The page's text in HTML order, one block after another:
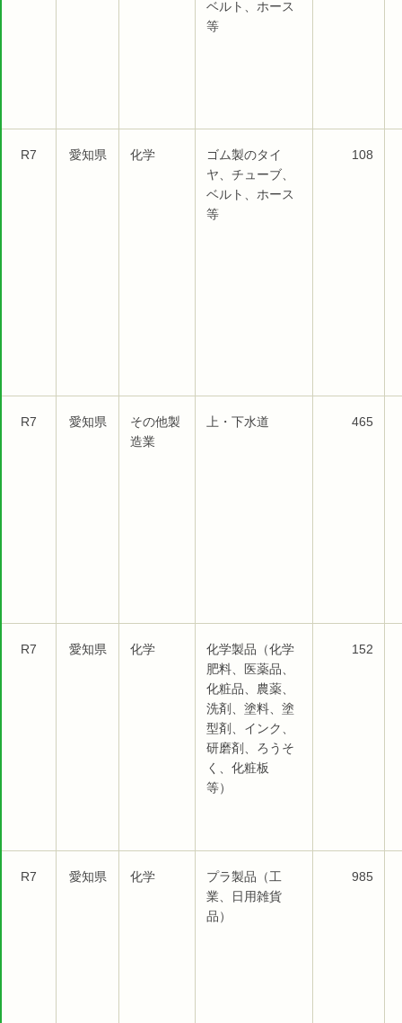
ベルト、ホース
等
R7 愛知県 化学
ゴム製のタイ
ヤ、チューブ、
ベルト、ホース
等
108
R7 愛知県
その他製
造業
上・下水道 465
R7 愛知県 化学
化学製品（化学
肥料、医薬品、
化粧品、農薬、
洗剤、塗料、塗
型剤、インク、
研磨剤、ろうそ
く、化粧板
等）
152
R7 愛知県 化学
プラ製品（工
業、日用雑貨
品）
985